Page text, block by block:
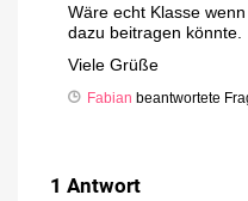
Wäre echt Klasse
dazu beitragen könnte.
Viele Grüße
Fabian beantwortete
1 Antwort